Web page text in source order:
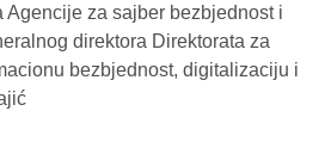
Agencije za sajber bezbjednost i
direktora Direktorata za
bezbjednost, digitalizaciju i